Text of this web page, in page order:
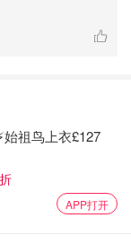
始祖鸟上衣£127
APP打开